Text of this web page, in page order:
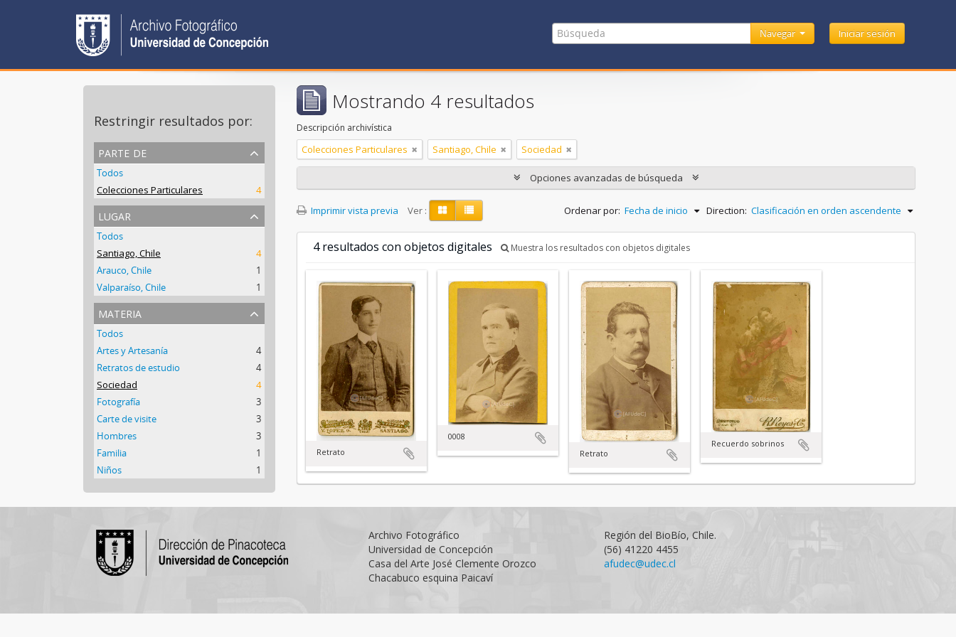
Iniciar sesión
Navegar
Restringir resultados por:
parte de
Todos
Colecciones Particulares
4
lugar
Todos
Santiago, Chile
4
Arauco, Chile
1
Valparaíso, Chile
1
materia
Todos
Artes y Artesanía
4
Retratos de estudio
4
Sociedad
4
Fotografía
3
Carte de visite
3
Hombres
3
Familia
1
Niños
1
Mostrando 4 resultados
Descripción archivística
Colecciones Particulares Santiago, Chile Sociedad
Opciones avanzadas de búsqueda
Imprimir vista previa Ver : Ordenar por: Fecha de inicio Direction: Clasificación en orden ascendente
4 resultados con objetos digitales Muestra los resultados con objetos digitales
Retrato
0008
Retrato
Recuerdo sobrinos
Archivo Fotográfico
Universidad de Concepción
Casa del Arte José Clemente Orozco
Chacabuco esquina Paicaví
Región del BioBío, Chile.
(56) 41220 4455
afudec@udec.cl